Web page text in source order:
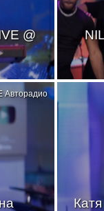
@
Авторадио